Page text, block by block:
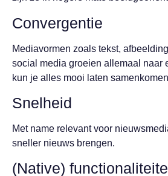
Convergentie
Mediavormen zoals tekst,
social media groeien allemaal naar
kun je alles mooi laten
Snelheid
Met name relevant voor
sneller nieuws brengen.
(Native)